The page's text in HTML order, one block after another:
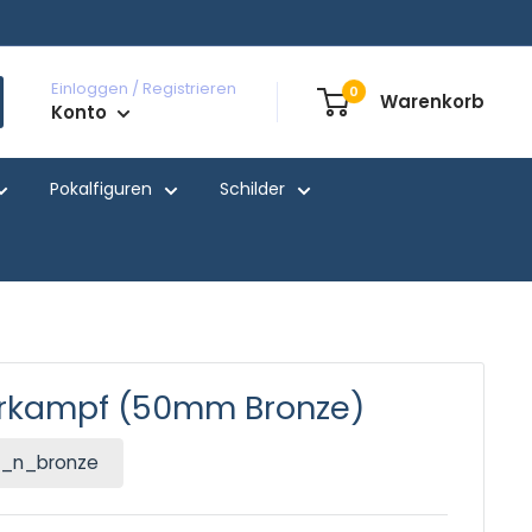
Einloggen / Registrieren
Konto
0 Warenkorb
Pokalfiguren Schilder
(50mm Bronze)